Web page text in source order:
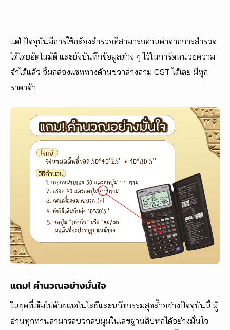
แต่! ปัจจุบันมีการใช้กล้องสำรวจที่สามารถอ่านค่าจากการสำรวจ
ได้โดยอัตโนมัติ และยังบันทึกข้อมูลต่าง ๆ ไว้ในการ์ดหน่วยความ
จำได้แล้ว จิ้มกล่องแชททางด้านขวาล่างถาม CST ได้เลย มีทุก
ราคาจ้า
แถม! คำนวณอย่างมั่นใจ
ในยุคที่เต็มไปด้วยเทคโนโลยีและนวัตกรรมสุดล้ำอย่างปัจจุบันนี้ ผู้
อ่านทุกท่านสามารถบวกลบมุมในเลขฐานสิบหกได้อย่างมั่นใจ